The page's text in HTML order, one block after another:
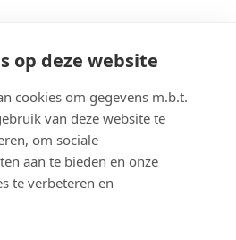
Dierickxstraat 22
op deze website
cookies om gegevens m.b.t.
van deze website te
om sociale
aan te bieden en onze
te verbeteren en